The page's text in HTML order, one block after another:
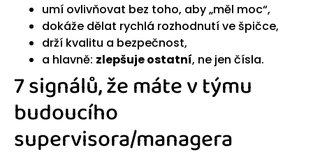
umí ovlivňovat bez toho, aby „měl moc“,
dokáže dělat rychlá rozhodnutí ve špičce,
drží kvalitu a bezpečnost,
a hlavně: zlepšuje ostatní, ne jen čísla.
7 signálů, že máte v týmu
budoucího
supervisora/managera